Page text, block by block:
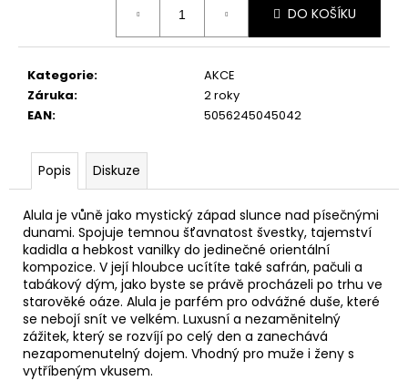
DO KOŠÍKU
Kategorie:
AKCE
Záruka:
2 roky
EAN: 5056245045042
Popis Diskuze
Alula je vůně jako mystický západ slunce nad písečnými
dunami. Spojuje temnou šťavnatost švestky, tajemství
kadidla a hebkost vanilky do jedinečné orientální
kompozice. V její hloubce ucítíte také safrán, pačuli a
tabákový dým, jako byste se právě procházeli po trhu ve
starověké oáze. Alula je parfém pro odvážné duše, které
se nebojí snít ve velkém. Luxusní a nezaměnitelný
zážitek, který se rozvíjí po celý den a zanechává
nezapomenutelný dojem. Vhodný pro muže i ženy s
vytříbeným vkusem.
G,
31/01/2026
104
Kč
379